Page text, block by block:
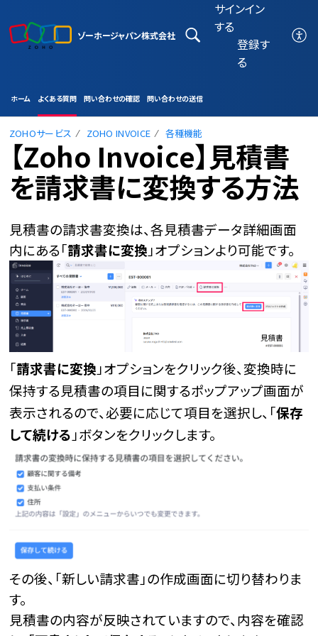
ゾーホージャパン株式会社
サインイン
する
登録す
る
ホーム よくある質問 問い合わせの確認 問い合わせの送信
ZOHOサービス ZOHO INVOICE 各種機能
【Zoho Invoice】見積書
を請求書に変換する方法
見積書の請求書変換は、各見積書データ詳細画面
内にある「請求書に変換 」オプションより可能です。
「請求書に変換 」オプションをクリック後、変換時に
保持する見積書の項目に関するポップアップ画面が
表示されるので、必要に応じて項目を選択し、「保存
して続ける 」ボタンをクリックします。
その後、「新しい請求書」の作成画面に切り替わりま
す。
見積書の内容が反映されていますので、内容を確認